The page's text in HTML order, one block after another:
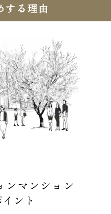
する理由
ンマンション
ント